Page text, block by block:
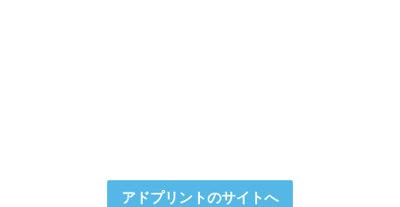
アドプリントのサイトへ